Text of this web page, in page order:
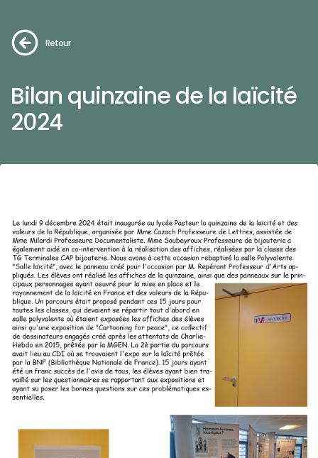
Retour
Bilan quinzaine de la laïcité
2024